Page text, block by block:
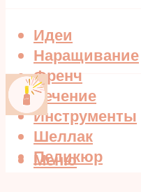
Идеи
Наращивание
Френч
Лечение
Инструменты
Шеллак
Педикюр
Меню